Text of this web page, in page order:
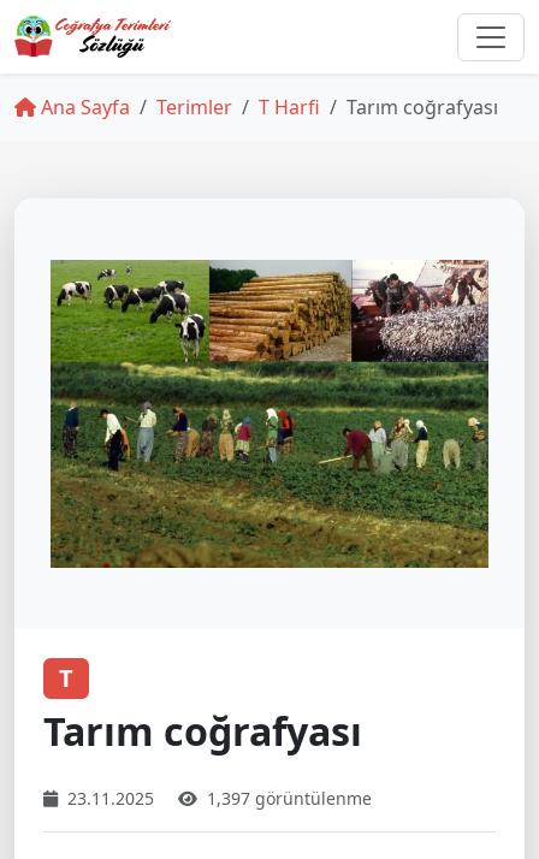
Ana Sayfa Terimler T Harfi Tarım coğrafyası
T
Tarım coğrafyası
23.11.2025 1,397 görüntülenme